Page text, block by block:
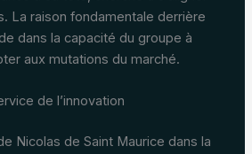
La raison fondamentale derrière
dans la capacité du groupe à
aux mutations du marché.
de l’innovation
Nicolas de Saint Maurice dans la